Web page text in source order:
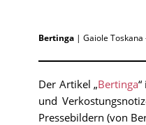
Bertinga | Gaiole Toskana
Der Artikel „Bertinga
und
Pressebildern (von